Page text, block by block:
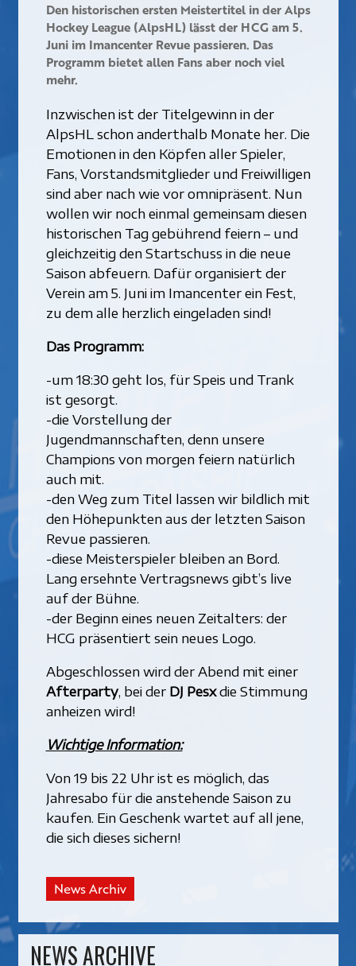
Den historischen ersten Meistertitel in der Alps
Hockey League (AlpsHL) lässt der HCG am 5.
Juni im Imancenter Revue passieren. Das
Programm bietet allen Fans aber noch viel
mehr.
Inzwischen ist der Titelgewinn in der
AlpsHL schon anderthalb Monate her. Die
Emotionen in den Köpfen aller Spieler,
Fans, Vorstandsmitglieder und Freiwilligen
sind aber nach wie vor omnipräsent. Nun
wollen wir noch einmal gemeinsam diesen
historischen Tag gebührend feiern – und
gleichzeitig den Startschuss in die neue
Saison abfeuern. Dafür organisiert der
Verein am 5. Juni im Imancenter ein Fest,
zu dem alle herzlich eingeladen sind!
Das Programm:
-um 18:30 geht los, für Speis und Trank
ist gesorgt.
-die Vorstellung der
Jugendmannschaften, denn unsere
Champions von morgen feiern natürlich
auch mit.
-den Weg zum Titel lassen wir bildlich mit
den Höhepunkten aus der letzten Saison
Revue passieren.
-diese Meisterspieler bleiben an Bord.
Lang ersehnte Vertragsnews gibt’s live
auf der Bühne.
-der Beginn eines neuen Zeitalters: der
HCG präsentiert sein neues Logo.
Abgeschlossen wird der Abend mit einer
Afterparty, bei der DJ Pesxdie Stimmung
anheizen wird!
Wichtige Information:
Von 19 bis 22 Uhr ist es möglich, das
Jahresabo für die anstehende Saison zu
kaufen. Ein Geschenk wartet auf all jene,
die sich dieses sichern!
News Archiv
NEWS ARCHIVE